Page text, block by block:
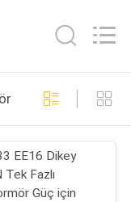
91
EE16 Dikey
Fazlı
Güç için